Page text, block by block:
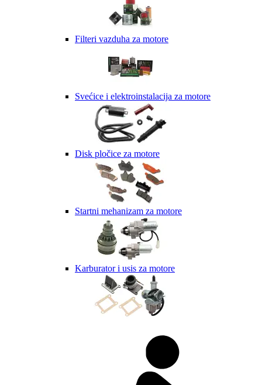
Filteri vazduha za motore
Svećice i elektroinstalacija za motore
Disk pločice za motore
Startni mehanizam za motore
Karburator i usis za motore